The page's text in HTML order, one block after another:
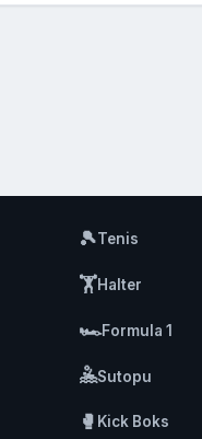
🎾Tenis
🏋️Halter
🏎️Formula 1
🤽Sutopu
🥊 Kick Boks